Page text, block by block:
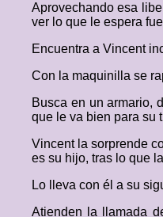
Aprovechando esa
ver lo que le espera
Encuentra a Vincent
Con la maquinilla se
Busca en un armario,
que le va bien para su
Vincent la sorprende
es su hijo, tras lo que
Lo lleva con él a su
Atienden la llamada